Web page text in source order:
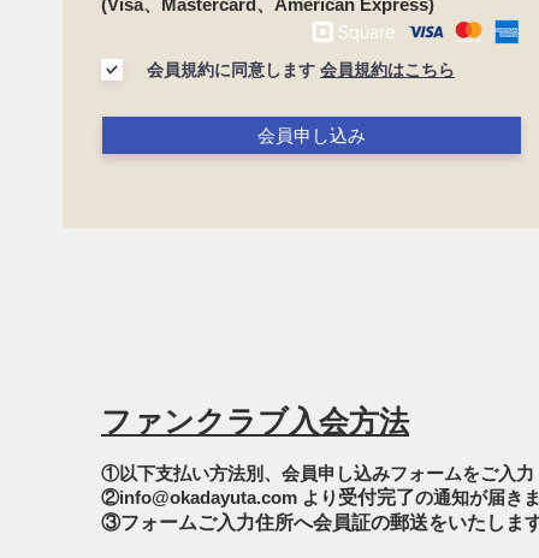
(Visa、Mastercard、American Express)
会員規約に同意します 会員規約はこちら
会員申し込み
ファンクラブ入会方法
①以下支払い方法別、会員申し込みフォームをご入力
②info@okadayuta.com より 受付完了の通知が届き
③フォームご入力住所へ会員証の郵送をいたしま